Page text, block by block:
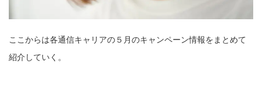
ここからは各通信キャリアの５月のキャンペーン情報をまとめて
紹介していく。